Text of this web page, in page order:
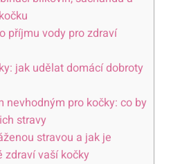
příjmu vody pro zdraví
jak udělat domácí dobroty
nevhodným pro kočky: co by
stravy
stravou a jak je
zdraví vaší kočky